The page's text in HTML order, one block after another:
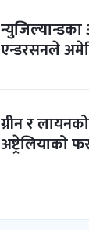
एन्डरसनले
ग्रीन र
अष्ट्रेलियाको